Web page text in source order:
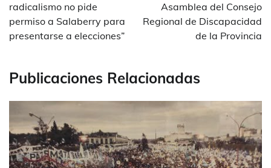
entradas
radicalismo no pide
permiso a Salaberry para
presentarse a elecciones”
Asamblea del Consejo
Regional de Discapacidad
de la Provincia
Publicaciones Relacionadas